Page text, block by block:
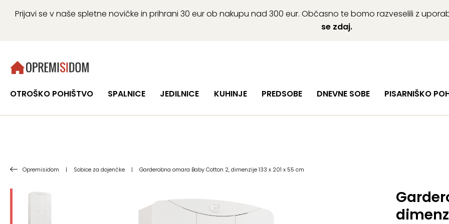
Prijavi se v naše spletne novičke in prihrani 30 eur ob nakupu nad 300 eur. Občasno te bomo razveselili z
se zdaj.
OTROŠKO POHIŠTVO SPALNICE JEDILNICE KUHINJE PREDSOBE DNEVNE SOBE PISARNIŠKO
Opremisidom | Sobice za dojenčke | Garderobna omara Baby Cotton 2, dimenzije 133 x 201 x 55 cm